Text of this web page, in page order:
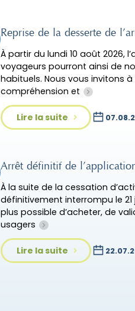
Reprise de la desserte de
À partir du lundi 10 août 2026,
voyageurs pourront ainsi de
habituels. Nous vous invitons
compréhension et
Lire la suite
Arrêt définitif de
À la suite de la cessation
définitivement interrompu le 21
plus possible d’acheter, de
usagers
Lire la suite